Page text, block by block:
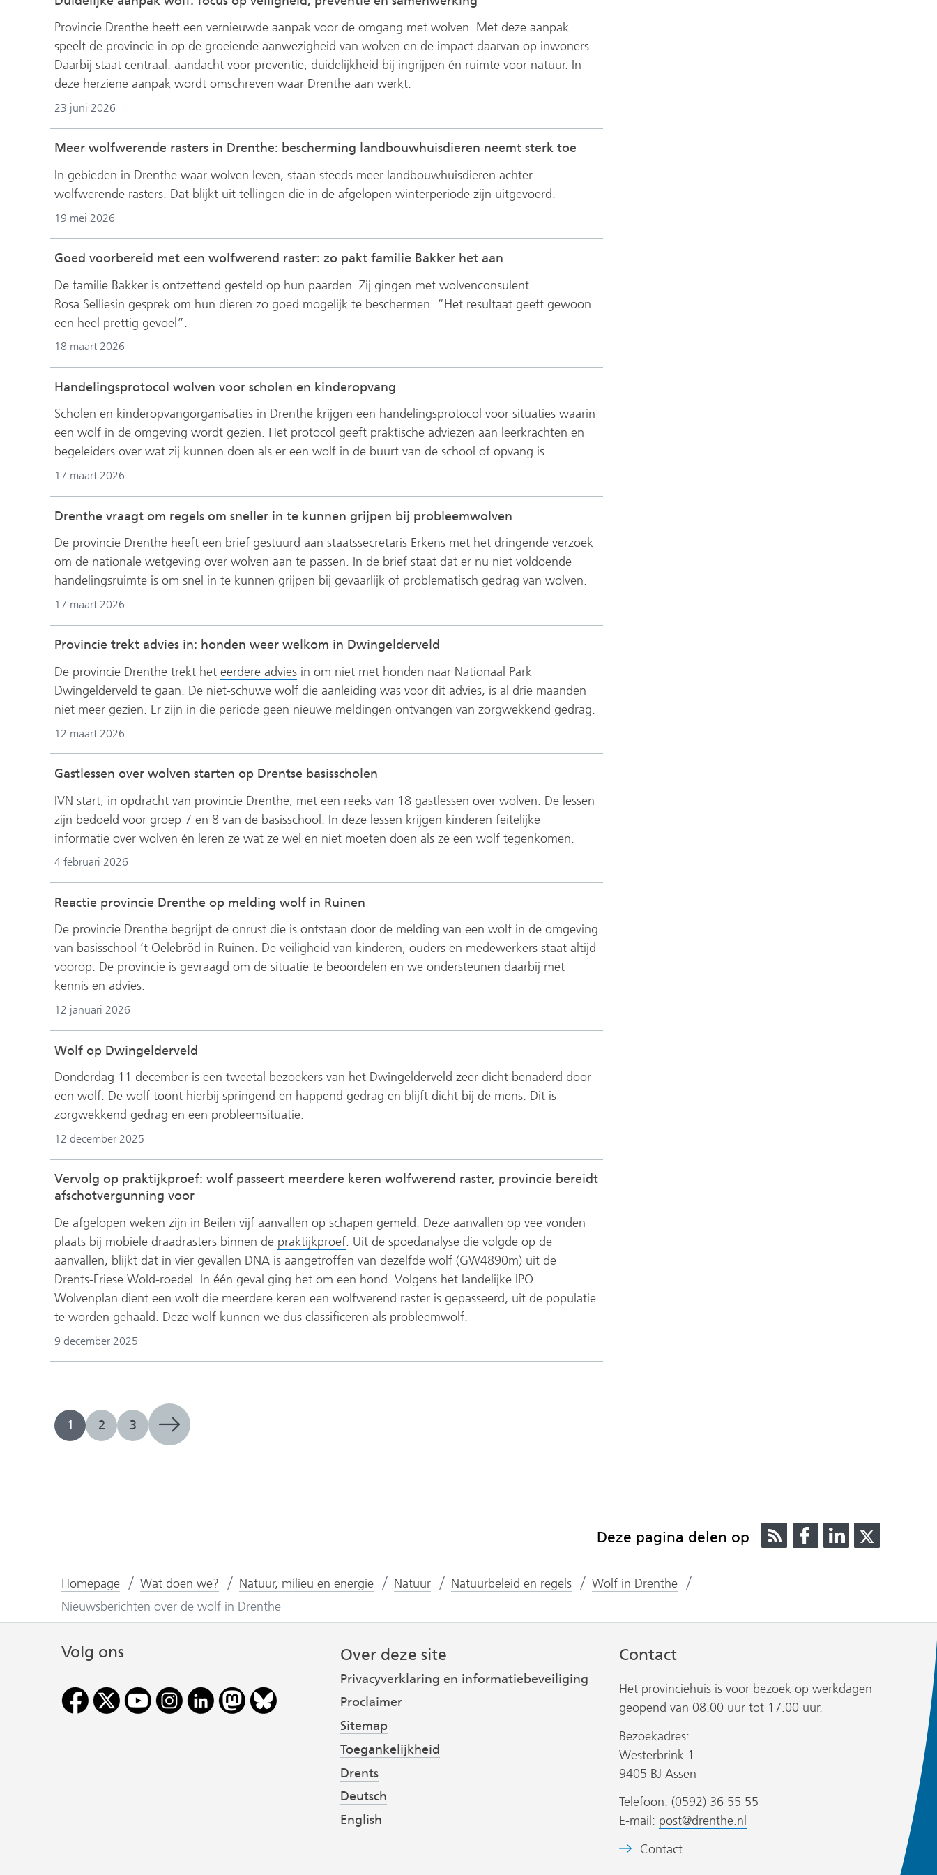
Provincie Drenthe heeft een vernieuwde aanpak voor de omgang met wolven. Met deze aanpak
speelt de provincie in op de groeiende aanwezigheid van wolven en de impact daarvan op inwoners.
Daarbij staat centraal: aandacht voor preventie, duidelijkheid bij ingrijpen én ruimte voor natuur. In
deze herziene aanpak wordt omschreven waar Drenthe aan werkt.
23 juni 2026
Meer wolfwerende rasters in Drenthe: bescherming landbouwhuisdieren neemt sterk toe
In gebieden in Drenthe waar wolven leven, staan steeds meer landbouwhuisdieren achter
wolfwerende rasters. Dat blijkt uit tellingen die in de afgelopen winterperiode zijn uitgevoerd.
19 mei 2026
Goed voorbereid met een wolfwerend raster: zo pakt familie Bakker het aan
De familie Bakker is ontzettend gesteld op hun paarden. Zij gingen met wolvenconsulent
Rosa Selliesin gesprek om hun dieren zo goed mogelijk te beschermen. “Het resultaat geeft gewoon
een heel prettig gevoel”.
18 maart 2026
Handelingsprotocol wolven voor scholen en kinderopvang
Scholen en kinderopvangorganisaties in Drenthe krijgen een handelingsprotocol voor situaties waarin
een wolf in de omgeving wordt gezien. Het protocol geeft praktische adviezen aan leerkrachten en
begeleiders over wat zij kunnen doen als er een wolf in de buurt van de school of opvang is.
17 maart 2026
Drenthe vraagt om regels om sneller in te kunnen grijpen bij probleemwolven
De provincie Drenthe heeft een brief gestuurd aan staatssecretaris Erkens met het dringende verzoek
om de nationale wetgeving over wolven aan te passen. In de brief staat dat er nu niet voldoende
handelingsruimte is om snel in te kunnen grijpen bij gevaarlijk of problematisch gedrag van wolven.
17 maart 2026
Provincie trekt advies in: honden weer welkom in Dwingelderveld
De provincie Drenthe trekt heteerdere advies(verwijst
naar
een
in om niet met honden naar Nationaal Park
Dwingelderveld te gaan. De niet-schuwe wolf die aanleiding was voor dit advies, is al drie maanden
niet meer gezien. Er zijn in die periode geen nieuwe meldingen ontvangen van zorgwekkend gedrag.
12 maart 2026
Gastlessen over wolven starten op Drentse basisscholen
IVN start, in opdracht van provincie Drenthe, met een reeks van 18 gastlessen over wolven. De lessen
zijn bedoeld voor groep 7 en 8 van de basisschool. In deze lessen krijgen kinderen feitelijke
informatie over wolven én leren ze wat ze wel en niet moeten doen als ze een wolf tegenkomen.
4 februari 2026
Reactie provincie Drenthe op melding wolf in Ruinen
De provincie Drenthe begrijpt de onrust die is ontstaan door de melding van een wolf in de omgeving
van basisschool ’t Oelebröd in Ruinen. De veiligheid van kinderen, ouders en medewerkers staat altijd
voorop. De provincie is gevraagd om de situatie te beoordelen en we ondersteunen daarbij met
kennis en advies.
12 januari 2026
Wolf op Dwingelderveld
Donderdag 11 december is een tweetal bezoekers van het Dwingelderveld zeer dicht benaderd door
een wolf. De wolf toont hierbij springend en happend gedrag en blijft dicht bij de mens. Dit is
zorgwekkend gedrag en een probleemsituatie.
12 december 2025
Vervolg op praktijkproef: wolf passeert meerdere keren wolfwerend raster, provincie bereidt
afschotvergunning voor
De afgelopen weken zijn in Beilen vijf aanvallen op schapen gemeld. Deze aanvallen op vee vonden
plaats bij mobiele draadrasters binnen de praktijkproef(verwijst
naar
een
andere
website)
. Uit de spoedanalyse die volgde op de
aanvallen, blijkt dat in vier gevallen DNA is aangetroffen van dezelfde wolf (GW4890m) uit de
Drents-Friese Wold-roedel. In één geval ging het om een hond. Volgens het landelijke IPO
Wolvenplan dient een wolf die meerdere keren een wolfwerend raster is gepasseerd, uit de populatie
te worden gehaald. Deze wolf kunnen we dus classificeren als probleemwolf.
9 december 2025
1 2 3
Deze pagina delen op RSS
Delen
op
Facebook
een
Delen
op
LinkedIn
een
op
X
een
Homepage Wat doen we? Natuur, milieu en energie Natuur Natuurbeleid en regels
Wolf in Drenthe
Nieuwsberichten over de wolf in Drenthe
Volg ons Over deze site
Privacyverklaring en informatiebeveiliging
Proclaimer
Sitemap
Toegankelijkheid
Drents
Deutsch
English
Contact
Het provinciehuis is voor bezoek op werkdagen
geopend van 08.00 uur tot 17.00 uur.
Bezoekadres:
Westerbrink 1
9405 BJ Assen
Telefoon: (0592) 36 55 55
E-mail: post@drenthe.nl
Beeldmerk:
Contact